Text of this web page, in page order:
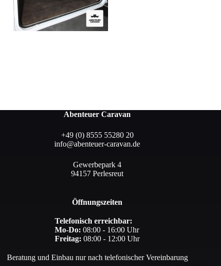
Abenteuer Caravan
+49 (0) 8555 55280 20
info@abenteuer-caravan.de
Gewerbepark 4
94157 Perlesreut
Öffnungszeiten
Telefonisch erreichbar:
Mo-Do: 08:00 - 16:00 Uhr
Freitag:08:00 - 12:00 Uhr
Beratung und Einbau nur nach telefonischer Vereinbarung